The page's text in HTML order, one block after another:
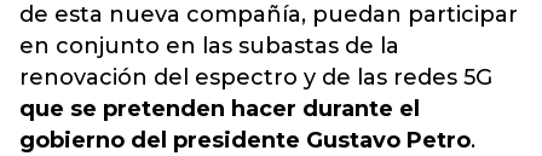
de esta nueva compañía, puedan participar
en conjunto en las subastas de la
renovación del espectro y de las redes 5G
que se pretenden hacer durante el
gobierno del presidente Gustavo Petro.